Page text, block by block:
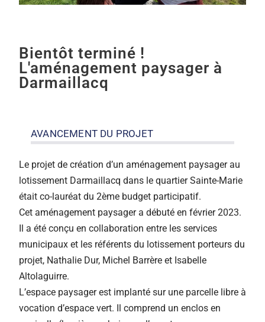
Bientôt terminé !
L'aménagement paysager à
Darmaillacq
AVANCEMENT DU PROJET
Le projet de création d’un aménagement paysager au
lotissement Darmaillacq dans le quartier Sainte-Marie
était co-lauréat du 2ème budget participatif.
Cet aménagement paysager a débuté en février 2023.
Il a été conçu en collaboration entre les services
municipaux et les référents du lotissement porteurs du
projet, Nathalie Dur, Michel Barrère et Isabelle
Altolaguirre.
L’espace paysager est implanté sur une parcelle libre à
vocation d’espace vert. Il comprend un enclos en